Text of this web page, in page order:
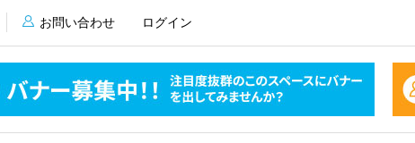
お問い合わせ ログイン